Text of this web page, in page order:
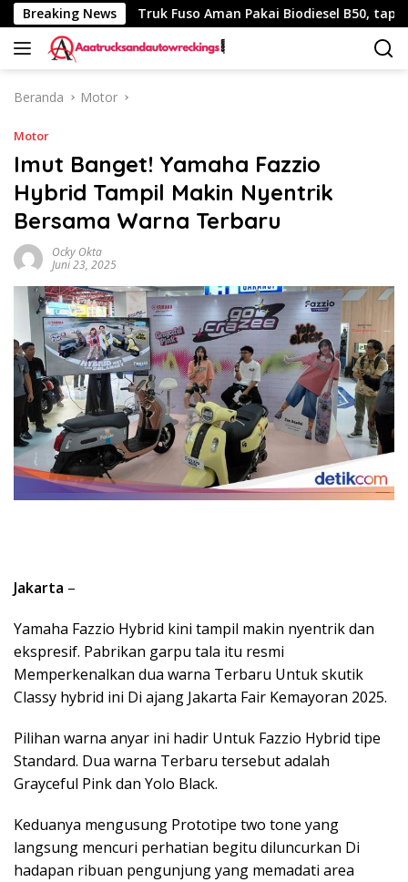
Langsung
ke
konten
Breaking News
Km Truk Fuso Aman Pakai Biodiesel B50, tapi Ada
Beranda Motor
Motor
Imut Banget! Yamaha Fazzio
Hybrid Tampil Makin Nyentrik
Bersama Warna Terbaru
Ocky Okta
Juni 23, 2025
Jakarta –
Yamaha Fazzio Hybrid kini tampil makin nyentrik dan
ekspresif. Pabrikan garpu tala itu resmi
Memperkenalkan dua warna Terbaru Untuk skutik
Classy hybrid ini Di ajang Jakarta Fair Kemayoran 2025.
Pilihan warna anyar ini hadir Untuk Fazzio Hybrid tipe
Standard. Dua warna Terbaru tersebut adalah
Grayceful Pink dan Yolo Black.
Keduanya mengusung Prototipe two tone yang
langsung mencuri perhatian begitu diluncurkan Di
hadapan ribuan pengunjung yang memadati area